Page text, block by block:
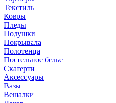
Текстиль
Ковры
Пледы
Подушки
Покрывала
Полотенца
Постельное белье
Скатерти
Аксессуары
Вазы
Вешалки